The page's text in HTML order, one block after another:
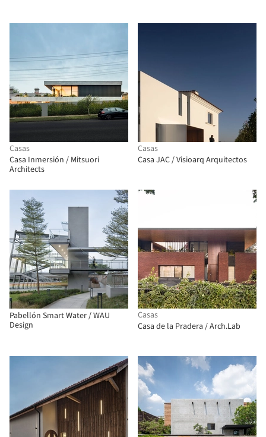
Casas
Casa Inmersión / Mitsuori
Architects
Casas
Casa JAC / Visioarq Arquitectos
Pabellón Smart Water / WAU
Design
Casas
Casa de la Pradera / Arch.Lab